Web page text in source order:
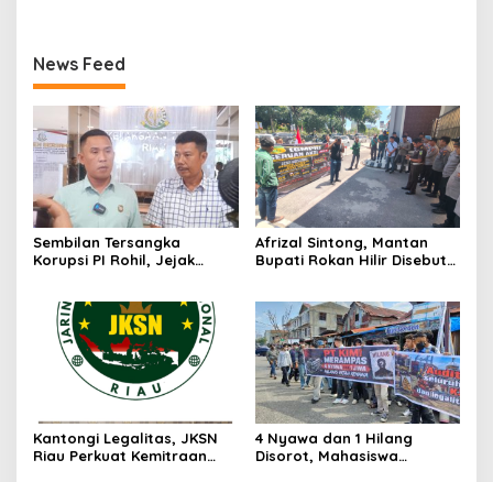
News Feed
Sembilan Tersangka
Korupsi PI Rohil, Jejak
Afrizal Sintong, Mantan
Bupati Rokan Hilir Disebut
Desak Usut Dividen Rp331,7
Miliar
Kantongi Legalitas, JKSN
Riau Perkuat Kemitraan
4 Nyawa dan 1 Hilang
Disorot, Mahasiswa